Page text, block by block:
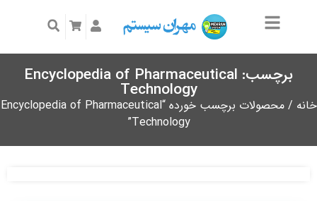
برچسب: Encyclopedia of Pharmaceutical
Technology
خانه
/ محصولات برچسب خورده “Encyclopedia of Pharmaceutical
Technology”